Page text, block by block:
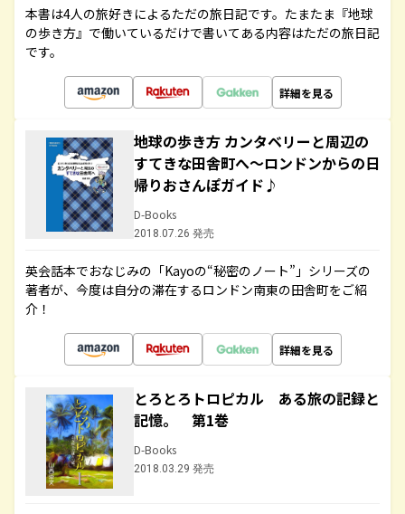
本書は4人の旅好きによるただの旅日記です。たまたま『地球
の歩き方』で働いているだけで書いてある内容はただの旅日記
です。
詳細を見る
地球の歩き方 カンタベリーと周辺の
すてきな田舎町へ～ロンドンからの日
帰りおさんぽガイド♪
D-Books
2018.07.26 発売
英会話本でおなじみの「Kayoの“秘密のノート”」シリーズの
著者が、今度は自分の滞在するロンドン南東の田舎町をご紹
介！
詳細を見る
とろとろトロピカル ある旅の記録と
記憶。 第1巻
D-Books
2018.03.29 発売